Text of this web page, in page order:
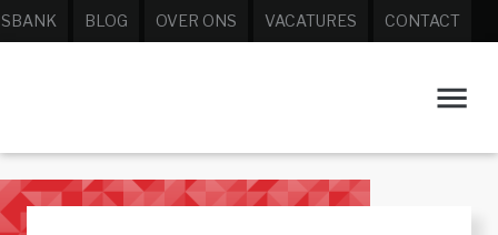
BLOG OVER ONS VACATURES CONTACT